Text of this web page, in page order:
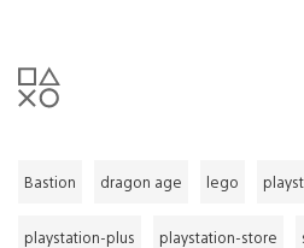
Bastion dragon age lego
playstation-plus playstation-store